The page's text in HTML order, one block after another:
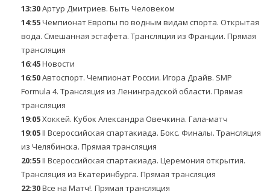
13:30Артур Дмитриев. Быть Человеком
14:55Чемпионат Европы по водным видам спорта. Открытая
вода. Смешанная эстафета. Трансляция из Франции. Прямая
трансляция
16:45Новости
16:50Автоспорт. Чемпионат России. Игора Драйв. SMP
Formula 4. Трансляция из Ленинградской области. Прямая
трансляция
19:05Хоккей. Кубок Александра Овечкина. Гала-матч
19:05II Всероссийская спартакиада. Бокс. Финалы. Трансляция
из Челябинска. Прямая трансляция
20:55II Всероссийская спартакиада. Церемония открытия.
Трансляция из Екатеринбурга. Прямая трансляция
22:30Все на Матч!. Прямая трансляция